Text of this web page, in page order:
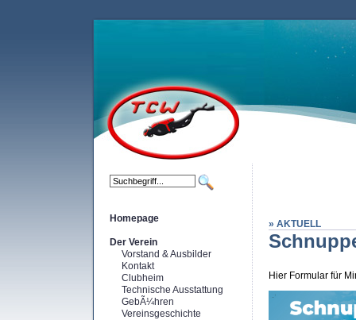
Homepage
Der Verein
Vorstand & Ausbilder
Kontakt
Clubheim
Technische Ausstattung
GebÃ¼hren
Vereinsgeschichte
» AKTUELL
Hier Formular für